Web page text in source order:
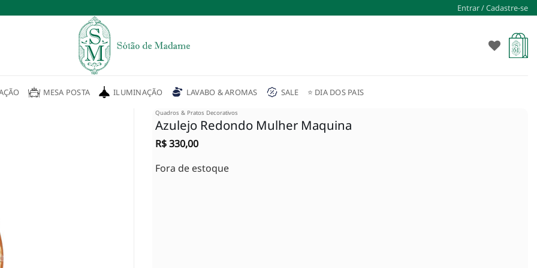
Entrar / Cadastre-se
MESA POSTA ILUMINAÇÃO LAVABO & AROMAS SALE ⭐ DIA DOS PAIS
Quadros & Pratos Decorativos
Azulejo Redondo Mulher Maquina
R$330,00
Fora de estoque